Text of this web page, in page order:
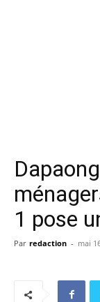
1 pose
Par redaction - mai